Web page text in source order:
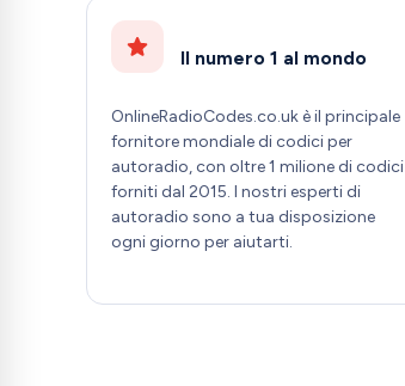
Il numero 1 al mondo
OnlineRadioCodes.co.uk è il principale
fornitore mondiale di codici per
autoradio, con oltre 1 milione di codici
forniti dal 2015. I nostri esperti di
autoradio sono a tua disposizione
ogni giorno per aiutarti.